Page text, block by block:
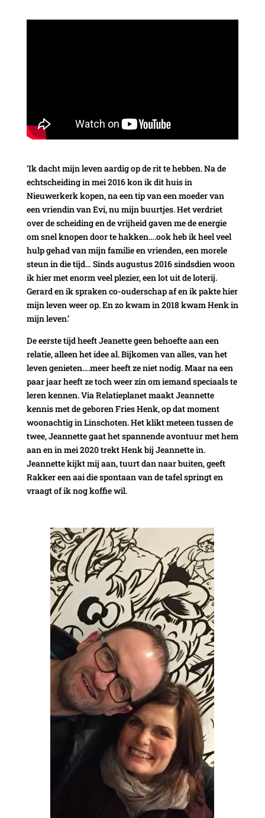
‘Ik dacht mijn leven aardig op de rit te hebben. Na de
echtscheiding in mei 2016 kon ik dit huis in
Nieuwerkerk kopen, na een tip van een moeder van
een vriendin van Evi, nu mijn buurtjes. Het verdriet
over de scheiding en de vrijheid gaven me de energie
om snel knopen door te hakken….ook heb ik heel veel
hulp gehad van mijn familie en vrienden, een morele
steun in die tijd… Sinds augustus 2016 sindsdien woon
ik hier met enorm veel plezier, een lot uit de loterij.
Gerard en ik spraken co-ouderschap af en ik pakte hier
mijn leven weer op. En zo kwam in 2018 kwam Henk in
mijn leven.’
De eerste tijd heeft Jeanette geen behoefte aan een
relatie, alleen het idee al. Bijkomen van alles, van het
leven genieten….meer heeft ze niet nodig. Maar na een
paar jaar heeft ze toch weer zin om iemand speciaals te
leren kennen. Via Relatieplanet maakt Jeannette
kennis met de geboren Fries Henk, op dat moment
woonachtig in Linschoten. Het klikt meteen tussen de
twee, Jeannette gaat het spannende avontuur met hem
aan en in mei 2020 trekt Henk bij Jeannette in.
Jeannette kijkt mij aan, tuurt dan naar buiten, geeft
Rakker een aai die spontaan van de tafel springt en
vraagt of ik nog koffie wil.